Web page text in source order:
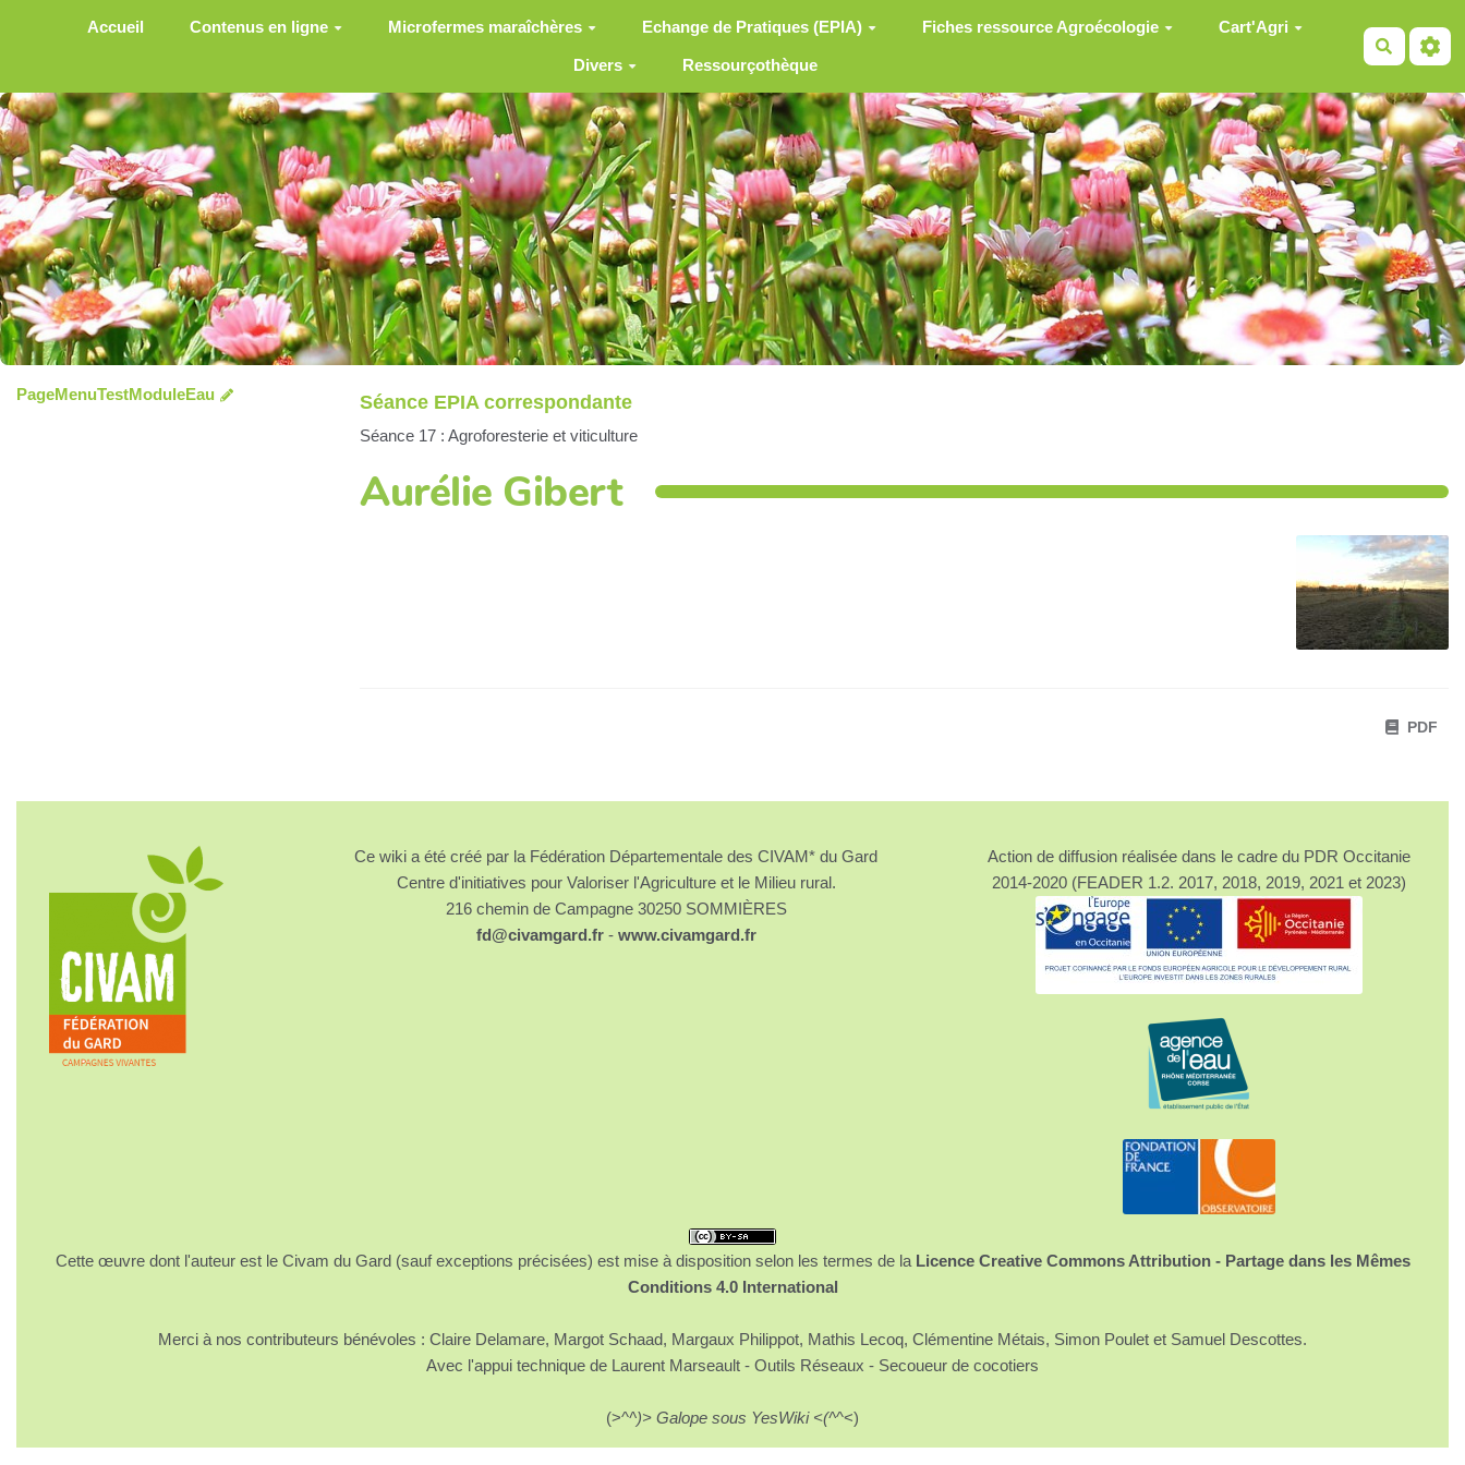
Aller au contenu principal
Accueil Contenus en ligne Microfermes maraîchères Echange de Pratiques (EPIA) Fiches ressource Agroécologie Cart'Agri
Divers Ressourçothèque
PageMenuTestModuleEau Séance EPIA correspondante
Séance 17 : Agroforesterie et viticulture
Aurélie Gibert
PDF
Ce wiki a été créé par la Fédération Départementale des CIVAM* du Gard
Centre d'initiatives pour Valoriser l'Agriculture et le Milieu rural.
216 chemin de Campagne 30250 SOMMIÈRES
fd@civamgard.fr- www.civamgard.fr
Action de diffusion réalisée dans le cadre du PDR Occitanie
2014-2020 (FEADER 1.2. 2017, 2018, 2019, 2021 et 2023)
Cette œuvre dont l'auteur est le Civam du Gard (sauf exceptions précisées) est mise à disposition selon les termes de la Licence Creative Commons Attribution - Partage dans les Mêmes
Conditions 4.0 International
Merci à nos contributeurs bénévoles : Claire Delamare, Margot Schaad, Margaux Philippot, Mathis Lecoq, Clémentine Métais, Simon Poulet et Samuel Descottes.
Avec l'appui technique de Laurent Marseault - Outils Réseaux - Secoueur de cocotiers
(>^^)> Galope sous YesWiki <(^^<)